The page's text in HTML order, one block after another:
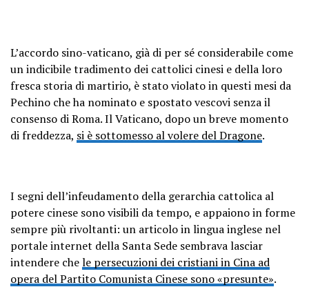
L’accordo sino-vaticano, già di per sé considerabile come
un indicibile tradimento dei cattolici cinesi e della loro
fresca storia di martirio, è stato violato in questi mesi da
Pechino che ha nominato e spostato vescovi senza il
consenso di Roma. Il Vaticano, dopo un breve momento
di freddezza, si è sottomesso al volere del Dragone.
I segni dell’infeudamento della gerarchia cattolica al
potere cinese sono visibili da tempo, e appaiono in forme
sempre più rivoltanti: un articolo in lingua inglese nel
portale internet della Santa Sede sembrava lasciar
intendere chele persecuzioni dei cristiani in Cina ad
opera del Partito Comunista Cinese sono «presunte».